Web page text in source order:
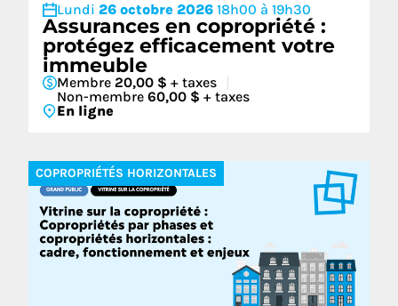
Lundi 26 octobre 2026 18h00 à 19h30
Assurances en copropriété :
protégez efficacement votre
immeuble
Membre 20,00 $ + taxes
Non-membre 60,00 $ + taxes
En ligne
COPROPRIÉTÉS HORIZONTALES